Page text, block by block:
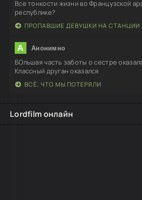
Все тонкости жизни во Французской
республике?
ПРОПАВШИЕ ДЕВУШКИ НА СТАНЦИИ
А Анонимно
БОльшая часть заботы о сестре
Классный друган оказался
ВСЁ, ЧТО МЫ ПОТЕРЯЛИ
Lordfilm онлайн